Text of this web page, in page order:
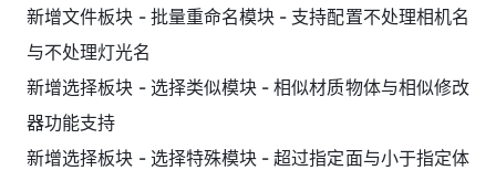
新增文件板块 - 批量重命名模块 - 支持配置不处理相机名
与不处理灯光名
新增选择板块 - 选择类似模块 - 相似材质物体与相似修改
器功能支持
新增选择板块 - 选择特殊模块 - 超过指定面与小于指定体